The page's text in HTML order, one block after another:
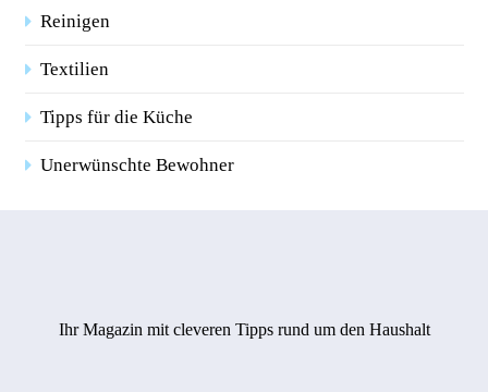
Reinigen
Textilien
Tipps für die Küche
Unerwünschte Bewohner
Ihr Magazin mit cleveren Tipps rund um den Haushalt